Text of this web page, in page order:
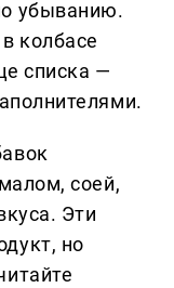
убыванию.
колбасе
списка —
соей,
Эти
но